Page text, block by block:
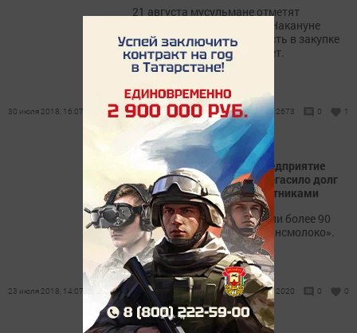
21 августа мусульмане отметят
праздник Курбан-байран. Накануне
священного дня потребность в закупке
овец систематически растет.
30 июля 2018, 16:07 2673 0 1
Сельскохозяйственное предприятие
Чистопольского района погасило долг
по зарплате перед 90 работниками
Заработную плату получили более 90
работников компании «Трансмолоко».
23 июля 2018, 14:07 2020 0 0